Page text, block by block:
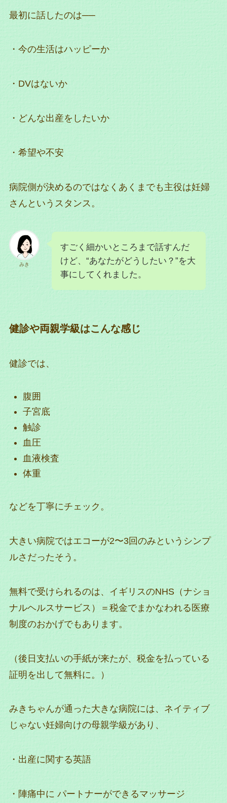
最初に話したのは──
・今の生活はハッピーか
・DVはないか
・どんな出産をしたいか
・希望や不安
病院側が決めるのではなくあくまでも主役は妊婦
さんというスタンス。
みき
すごく細かいところまで話すんだ
けど、“あなたがどうしたい？”を大
事にしてくれました。
健診や両親学級はこんな感じ
健診では、
腹囲
子宮底
触診
血圧
血液検査
体重
などを丁寧にチェック。
大きい病院ではエコーが2〜3回のみというシンプ
ルさだったそう。
無料で受けられるのは、イギリスのNHS（ナショ
ナルヘルスサービス）＝税金でまかなわれる医療
制度のおかげでもあります。
（後日支払いの手紙が来たが、税金を払っている
証明を出して無料に。）
みきちゃんが通った大きな病院には、ネイティブ
じゃない妊婦向けの母親学級があり、
・出産に関する英語
・陣痛中に パートナーができるマッサージ